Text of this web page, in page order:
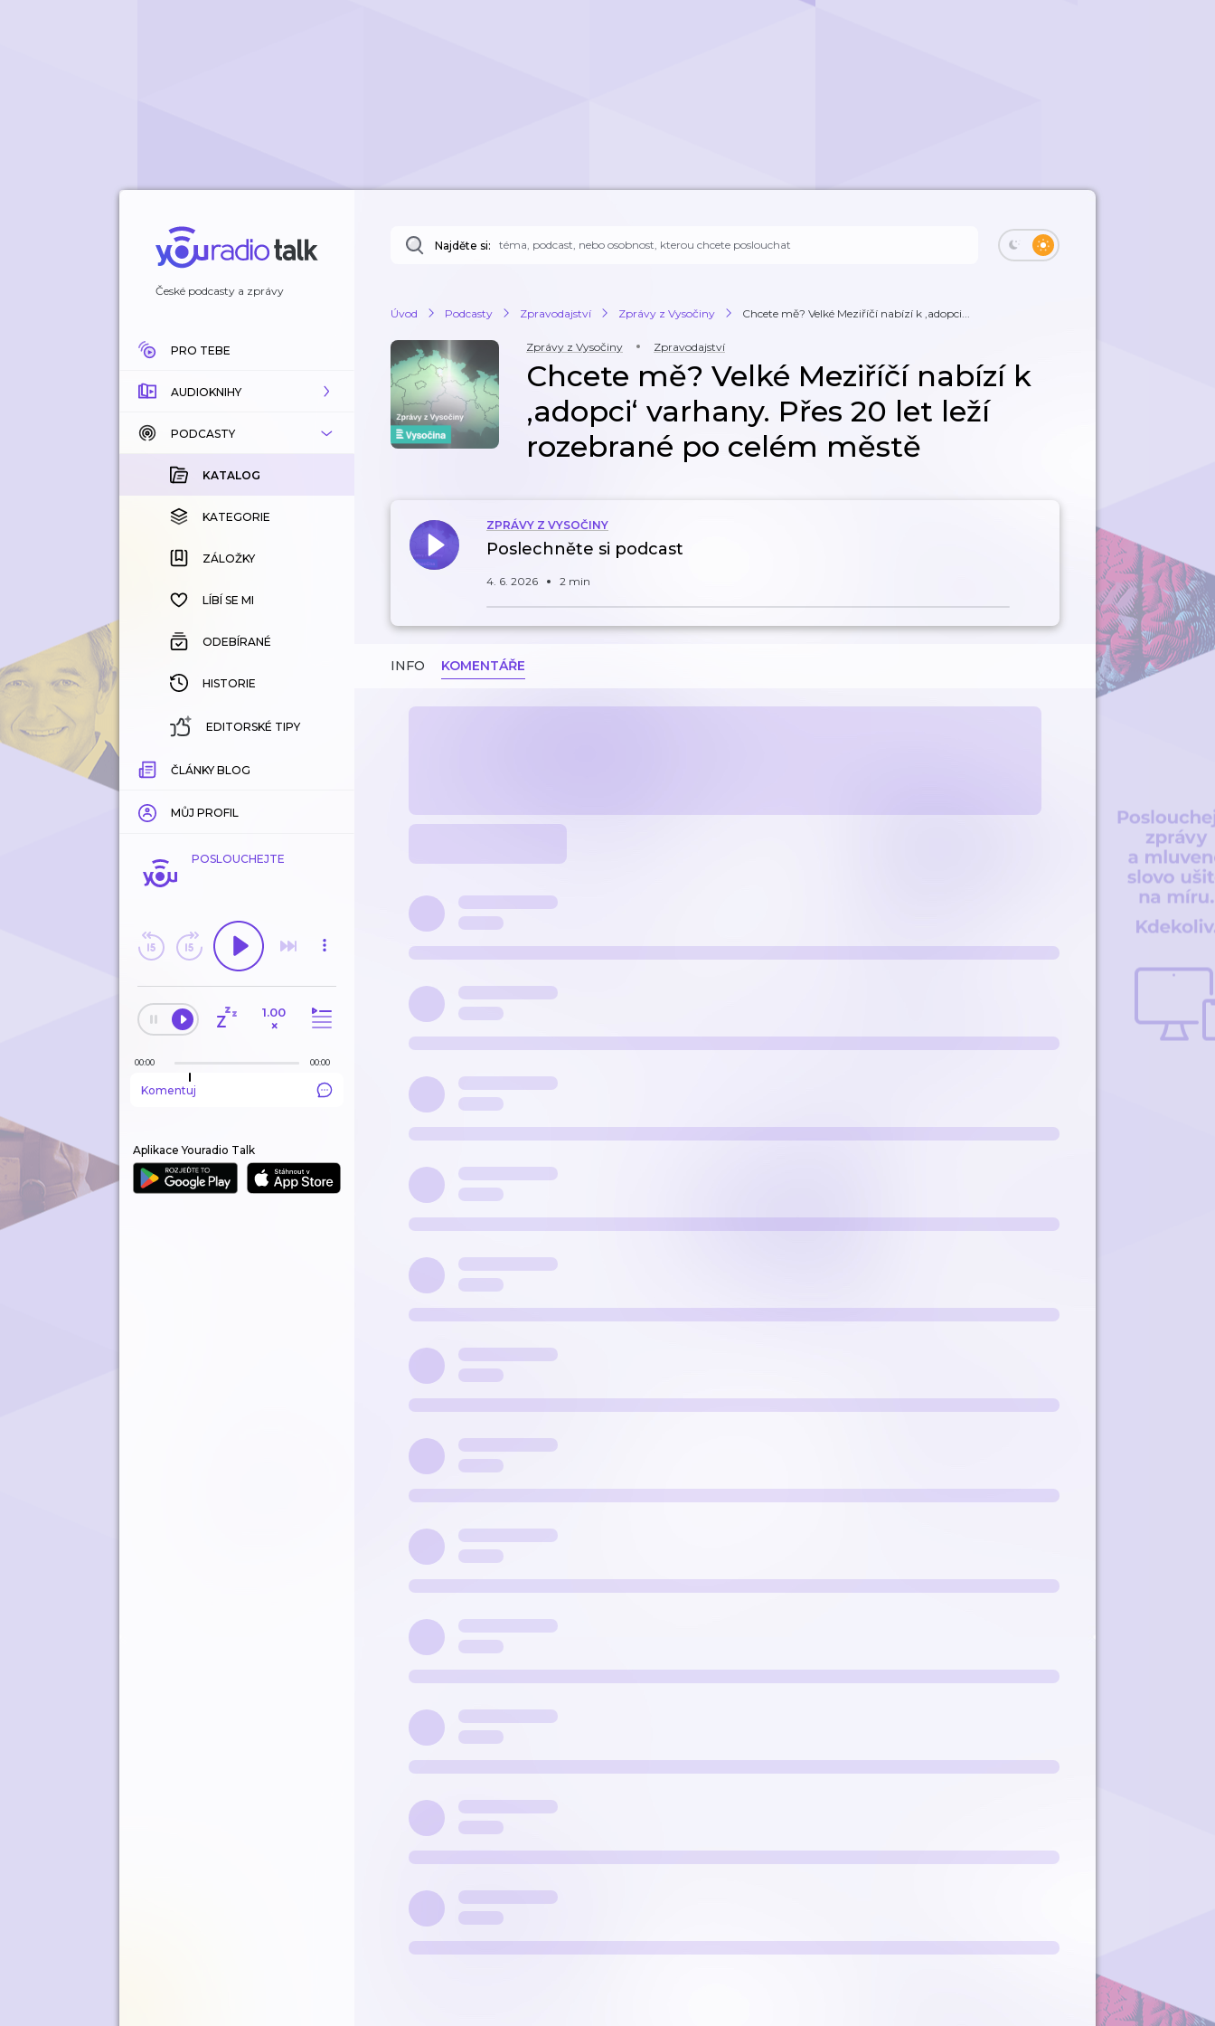
České podcasty a zprávy
PRO TEBE
AUDIOKNIHY
KATALOG
KOUPENÉ
KATEGORIE
ZÁLOŽKY
HISTORIE
PODCASTY
KATALOG
KATEGORIE
ZÁLOŽKY
LÍBÍ SE MI
ODEBÍRANÉ
HISTORIE
EDITORSKÉ TIPY
ČLÁNKY BLOG
MŮJ PROFIL
POSLOUCHEJTE
1.00
×
00:00 00:00
Komentuj
Aplikace Youradio Talk
Najděte si:
Úvod Podcasty Zpravodajství Zprávy z Vysočiny Chcete mě? Velké Meziříčí nabízí k ‚adopci...
Zprávy z Vysočiny Zpravodajství
Chcete mě? Velké Meziříčí nabízí k
‚adopci‘ varhany. Přes 20 let leží
rozebrané po celém městě
ZPRÁVY Z VYSOČINY
Poslechněte si podcast
4. 6. 2026 2 min
INFO KOMENTÁŘE